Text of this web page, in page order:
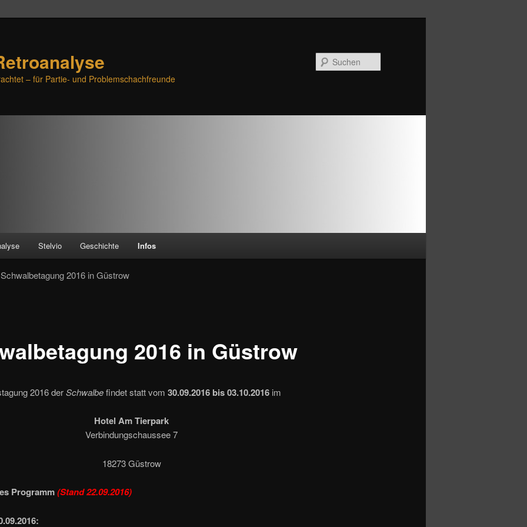
– für Partie- und Problemschachfreunde
Stelvio Geschichte Infos
2016 in Güstrow
2016 in Güstrow
2016 derSchwalbefindet statt vom 30.09.2016 bis 03.10.2016im
Hotel Am Tierpark
Verbindungschaussee 7
18273 Güstrow
Programm(Stand 22.09.2016)